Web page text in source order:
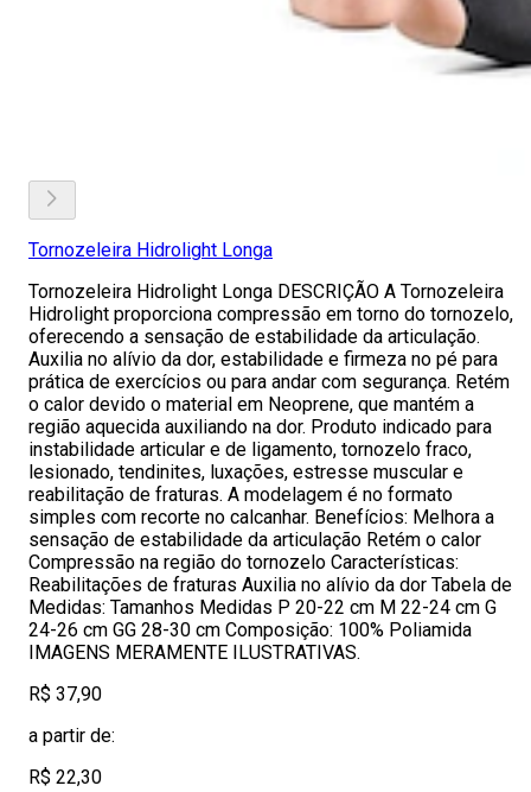
Tornozeleira Hidrolight Longa
Tornozeleira Hidrolight Longa DESCRIÇÃO A Tornozeleira
Hidrolight proporciona compressão em torno do tornozelo,
oferecendo a sensação de estabilidade da articulação.
Auxilia no alívio da dor, estabilidade e firmeza no pé para
prática de exercícios ou para andar com segurança. Retém
o calor devido o material em Neoprene, que mantém a
região aquecida auxiliando na dor. Produto indicado para
instabilidade articular e de ligamento, tornozelo fraco,
lesionado, tendinites, luxações, estresse muscular e
reabilitação de fraturas. A modelagem é no formato
simples com recorte no calcanhar. Benefícios: Melhora a
sensação de estabilidade da articulação Retém o calor
Compressão na região do tornozelo Características:
Reabilitações de fraturas Auxilia no alívio da dor Tabela de
Medidas: Tamanhos Medidas P 20-22 cm M 22-24 cm G
24-26 cm GG 28-30 cm Composição: 100% Poliamida
IMAGENS MERAMENTE ILUSTRATIVAS.
R$ 37,90
a partir de:
R$ 22,30